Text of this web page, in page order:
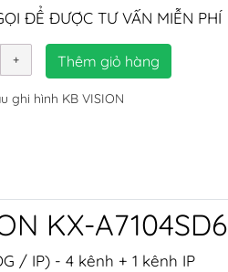
ĐỂ ĐƯỢC TƯ VẤN MIỄN PHÍ
Thêm giỏ hàng
ghi hình KB VISION
KX-A7104SD6
/ IP) - 4 kênh + 1 kênh IP